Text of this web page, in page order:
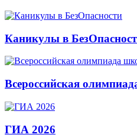
Каникулы в
Всероссийская
ГИА 2026